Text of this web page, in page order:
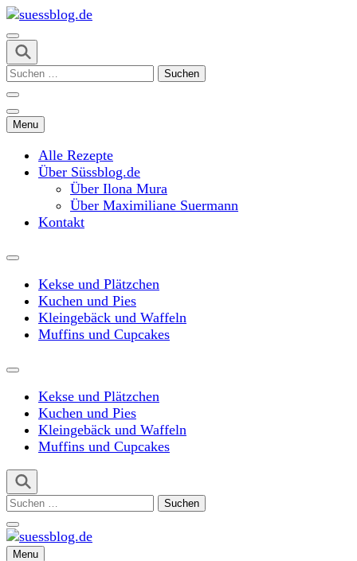
Skip
to
content
(Press
Enter)
suessblog.de
Suchen
Menu
Alle Rezepte
Über Süssblog.de
Über Ilona Mura
Über Maximiliane Suermann
Kontakt
Kekse und Plätzchen
Kuchen und Pies
Kleingebäck und Waffeln
Muffins und Cupcakes
Kekse und Plätzchen
Kuchen und Pies
Kleingebäck und Waffeln
Muffins und Cupcakes
Suchen
Menu